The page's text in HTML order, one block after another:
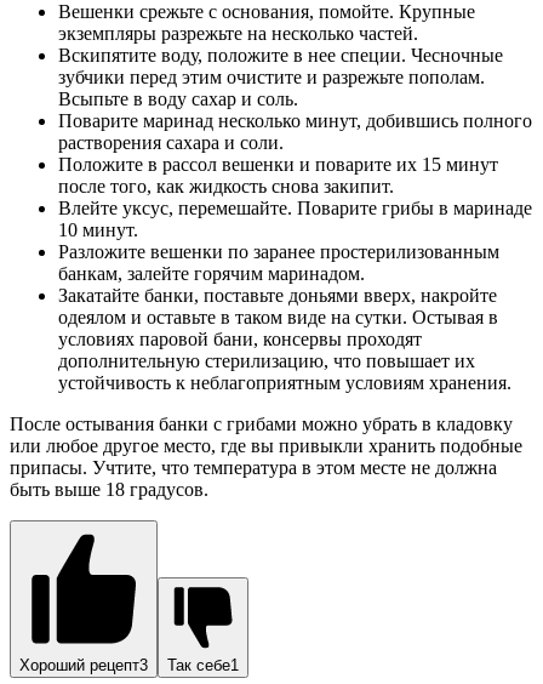
Вешенки срежьте с основания, помойте. Крупные
экземпляры разрежьте на несколько частей.
Вскипятите воду, положите в нее специи. Чесночные
зубчики перед этим очистите и разрежьте пополам.
Всыпьте в воду сахар и соль.
Поварите маринад несколько минут, добившись полного
растворения сахара и соли.
Положите в рассол вешенки и поварите их 15 минут
после того, как жидкость снова закипит.
Влейте уксус, перемешайте. Поварите грибы в маринаде
10 минут.
Разложите вешенки по заранее простерилизованным
банкам, залейте горячим маринадом.
Закатайте банки, поставьте доньями вверх, накройте
одеялом и оставьте в таком виде на сутки. Остывая в
условиях паровой бани, консервы проходят
дополнительную стерилизацию, что повышает их
устойчивость к неблагоприятным условиям хранения.
После остывания банки с грибами можно убрать в кладовку
или любое другое место, где вы привыкли хранить подобные
припасы. Учтите, что температура в этом месте не должна
быть выше 18 градусов.
Хороший рецепт3 Так себе1